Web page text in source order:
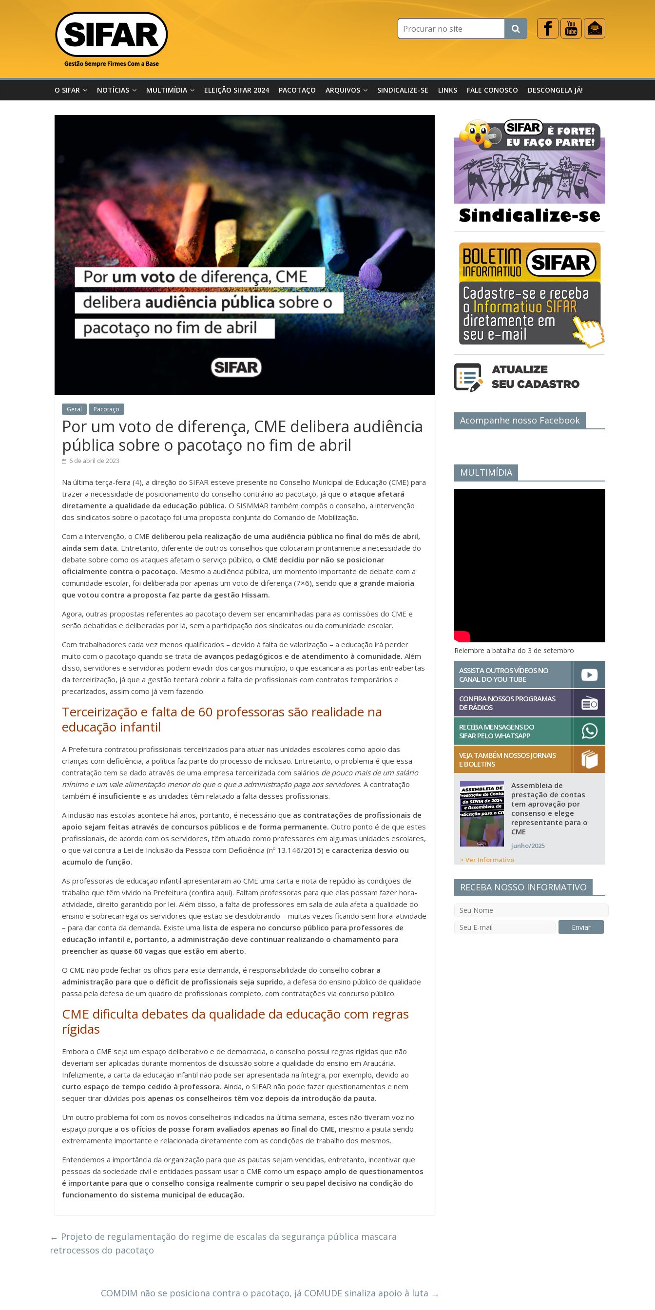
O SIFAR NOTÍCIAS MULTIMÍDIA ELEIÇÃO SIFAR 2024 PACOTAÇO ARQUIVOS SINDICALIZE-SE LINKS FALE CONOSCO DESCONGELA JÁ!
Geral Pacotaço
Por um voto de diferença, CME delibera audiência
pública sobre o pacotaço no fim de abril
6 de abril de 2023
Na última terça-feira (4), a direção do SIFAR esteve presente no Conselho Municipal de Educação (CME) para
trazer a necessidade de posicionamento do conselho contrário ao pacotaço, já que o ataque afetará
diretamente a qualidade da educação pública. O SISMMAR também compôs o conselho, a intervenção
dos sindicatos sobre o pacotaço foi uma proposta conjunta do Comando de Mobilização.
Com a intervenção, o CME deliberou pela realização de uma audiência pública no final do mês de abril,
ainda sem data. Entretanto, diferente de outros conselhos que colocaram prontamente a necessidade do
debate sobre como os ataques afetam o serviço público, o CME decidiu por não se posicionar
oficialmente contra o pacotaço. Mesmo a audiência pública, um momento importante de debate com a
comunidade escolar, foi deliberada por apenas um voto de diferença (7×6), sendo que a grande maioria
que votou contra a proposta faz parte da gestão Hissam.
Agora, outras propostas referentes ao pacotaço devem ser encaminhadas para as comissões do CME e
serão debatidas e deliberadas por lá, sem a participação dos sindicatos ou da comunidade escolar.
Com trabalhadores cada vez menos qualificados – devido à falta de valorização – a educação irá perder
muito com o pacotaço quando se trata de avanços pedagógicos e de atendimento à comunidade. Além
disso, servidores e servidoras podem evadir dos cargos município, o que escancara as portas entreabertas
da terceirização, já que a gestão tentará cobrir a falta de profissionais com contratos temporários e
precarizados, assim como já vem fazendo.
Terceirização e falta de 60 professoras são realidade na
educação infantil
A Prefeitura contratou profissionais terceirizados para atuar nas unidades escolares como apoio das
crianças com deficiência, a política faz parte do processo de inclusão. Entretanto, o problema é que essa
contratação tem se dado através de uma empresa terceirizada com salários de pouco mais de um salário
mínimo e um vale alimentação menor do que o que a administração paga aos servidores. A contratação
também é insuficiente e as unidades têm relatado a falta desses profissionais.
A inclusão nas escolas acontece há anos, portanto, é necessário que as contratações de profissionais de
apoio sejam feitas através de concursos públicos e de forma permanente. Outro ponto é de que estes
profissionais, de acordo com os servidores, têm atuado como professores em algumas unidades escolares,
o que vai contra a Lei de Inclusão da Pessoa com Deficiência (nº 13.146/2015) e caracteriza desvio ou
acumulo de função.
As professoras de educação infantil apresentaram ao CME uma carta e nota de repúdio às condições de
trabalho que têm vivido na Prefeitura (confira aqui). Faltam professoras para que elas possam fazer hora-
atividade, direito garantido por lei. Além disso, a falta de professores em sala de aula afeta a qualidade do
ensino e sobrecarrega os servidores que estão se desdobrando – muitas vezes ficando sem hora-atividade
– para dar conta da demanda. Existe uma lista de espera no concurso público para professores de
educação infantil e, portanto, a administração deve continuar realizando o chamamento para
preencher as quase 60 vagas que estão em aberto.
O CME não pode fechar os olhos para esta demanda, é responsabilidade do conselho cobrar a
administração para que o déficit de profissionais seja suprido, a defesa do ensino público de qualidade
passa pela defesa de um quadro de profissionais completo, com contratações via concurso público.
CME dificulta debates da qualidade da educação com regras
rígidas
Embora o CME seja um espaço deliberativo e de democracia, o conselho possui regras rígidas que não
deveriam ser aplicadas durante momentos de discussão sobre a qualidade do ensino em Araucária.
Infelizmente, a carta da educação infantil não pode ser apresentada na íntegra, por exemplo, devido ao
curto espaço de tempo cedido à professora. Ainda, o SIFAR não pode fazer questionamentos e nem
sequer tirar dúvidas pois apenas os conselheiros têm voz depois da introdução da pauta.
Um outro problema foi com os novos conselheiros indicados na última semana, estes não tiveram voz no
espaço porque a os ofícios de posse foram avaliados apenas ao final do CME, mesmo a pauta sendo
extremamente importante e relacionada diretamente com as condições de trabalho dos mesmos.
Entendemos a importância da organização para que as pautas sejam vencidas, entretanto, incentivar que
pessoas da sociedade civil e entidades possam usar o CME como um espaço amplo de questionamentos
é importante para que o conselho consiga realmente cumprir o seu papel decisivo na condição do
funcionamento do sistema municipal de educação.
← Projeto de regulamentação do regime de escalas da segurança pública mascara
retrocessos do pacotaço
COMDIM não se posiciona contra o pacotaço, já COMUDE sinaliza apoio à luta →
Acompanhe nosso Facebook
MULTIMÍDIA
Relembre a batalha do 3 de setembro
ASSISTA OUTROS VÍDEOS NO
CANAL DO YOU TUBE
CONFIRA NOSSOS PROGRAMAS
DE RÁDIOS
RECEBA MENSAGENS DO
SIFAR PELO WHATSAPP
VEJA TAMBÉM NOSSOS JORNAIS
E BOLETINS
Assembleia de
prestação de contas
tem aprovação por
consenso e elege
representante para o
CME
junho/2025
> Ver Informativo
RECEBA NOSSO INFORMATIVO